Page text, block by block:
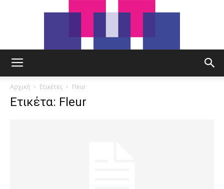
Αρχική Ετικέτες Fleur
Ετικέτα: Fleur